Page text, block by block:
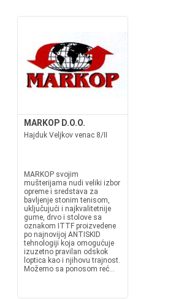
MARKOP D.O.O.
Hajduk Veljkov venac 8/II
MARKOP svojim
mušterijama nudi veliki izbor
opreme i sredstava za
bavljenje stonim tenisom,
uključujući i najkvalitetnije
gume, drvo i stolove sa
oznakom ITTF proizvedene
po najnovijoj ANTISKID
tehnologiji koja omogućuje
izuzetno pravilan odskok
loptica kao i njihovu trajnost.
Možemo sa ponosom reć...